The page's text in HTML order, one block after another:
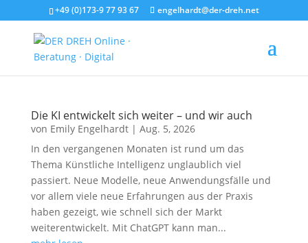
+49 (0)173-9 77 93 67 engelhardt@der-dreh.net
Die KI entwickelt sich weiter – und wir auch
von Emily Engelhardt| Aug. 5, 2026
In den vergangenen Monaten ist rund um das
Thema Künstliche Intelligenz unglaublich viel
passiert. Neue Modelle, neue Anwendungsfälle und
vor allem viele neue Erfahrungen aus der Praxis
haben gezeigt, wie schnell sich der Markt
weiterentwickelt. Mit ChatGPT kann man...